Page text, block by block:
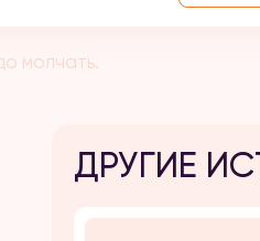
молчать.
ДРУГИЕ